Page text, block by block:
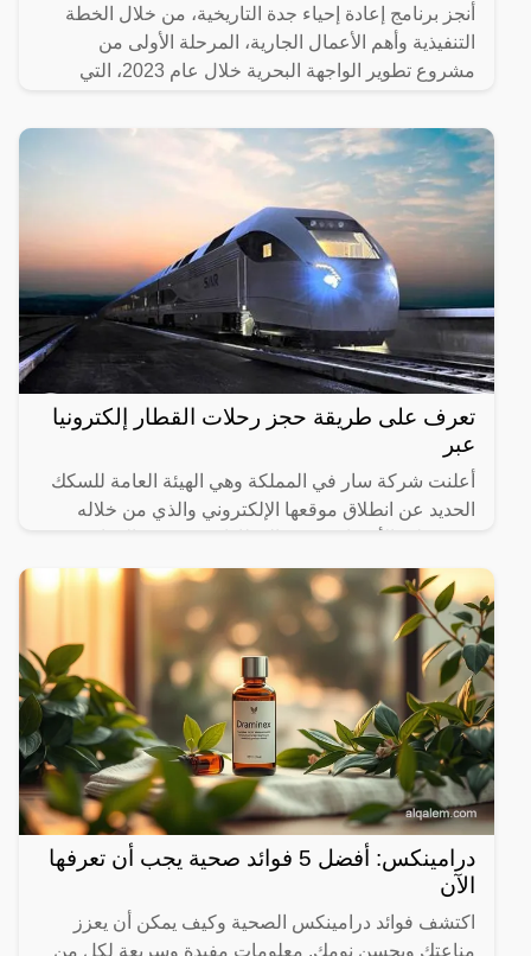
أنجز برنامج إعادة إحياء جدة التاريخية، من خلال الخطة
التنفيذية وأهم الأعمال الجارية، المرحلة الأولى من
مشروع تطوير الواجهة البحرية خلال عام 2023، التي
تعرف على طريقة حجز رحلات القطار إلكترونيا
عبر
أعلنت شركة سار في المملكة وهي الهيئة العامة للسكك
الحديد عن انطلاق موقعها الإلكتروني والذي من خلاله
المختلفة لها،
درامينكس: أفضل 5 فوائد صحية يجب أن تعرفها
الآن
اكتشف فوائد درامينكس الصحية وكيف يمكن أن يعزز
مناعتك ويحسن نومك. معلومات مفيدة وسريعة لكل من